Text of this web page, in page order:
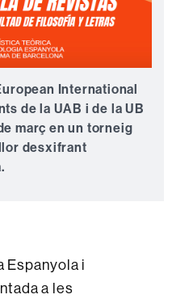
International
de la UAB i de la UB
març en un torneig
desxifrant
Espanyola i
a les